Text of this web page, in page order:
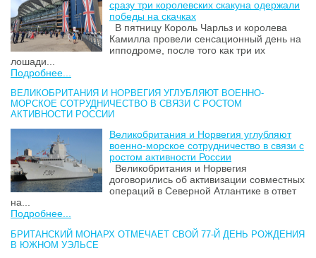
сразу три королевских скакуна одержали
победы на скачках
В пятницу Король Чарльз и королева
Камилла провели сенсационный день на
ипподроме, после того как три их
лошади...
Подробнее...
ВЕЛИКОБРИТАНИЯ И НОРВЕГИЯ УГЛУБЛЯЮТ ВОЕННО-
МОРСКОЕ СОТРУДНИЧЕСТВО В СВЯЗИ С РОСТОМ
АКТИВНОСТИ РОССИИ
Великобритания и Норвегия углубляют
военно-морское сотрудничество в связи с
ростом активности России
Великобритания и Норвегия
договорились об активизации совместных
операций в Северной Атлантике в ответ
на...
Подробнее...
БРИТАНСКИЙ МОНАРХ ОТМЕЧАЕТ СВОЙ 77-Й ДЕНЬ РОЖДЕНИЯ
В ЮЖНОМ УЭЛЬСЕ